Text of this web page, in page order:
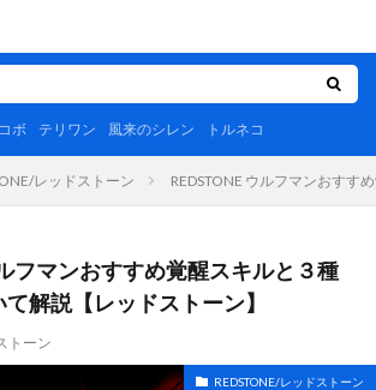
ボ テリワン 風来のシレン トルネコ
レッドストーン REDSTONE ウルフマンおすす
フマンおすすめ覚醒スキルと３種
解説【レッドストーン】
トーン
REDSTONE/レッドストーン